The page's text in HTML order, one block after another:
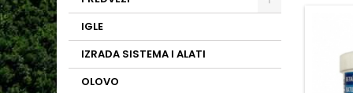
IGLE
IZRADA SISTEMA I ALATI
OLOVO